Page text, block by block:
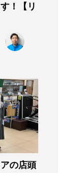
！【リ
の店頭